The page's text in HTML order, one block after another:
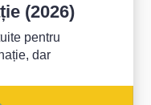
(2026)
pentru
dar